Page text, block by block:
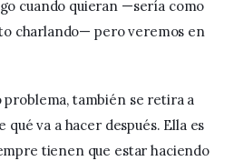
cuando quieran —sería como
charlando— pero veremos en
también se retira a
va a hacer después. Ella es
tienen que estar haciendo